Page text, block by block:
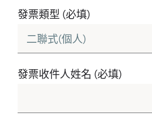
發票類型 (必填)
發票收件人姓名 (必填)